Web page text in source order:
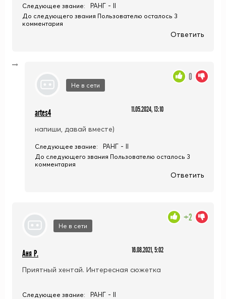
Следующее звание: РАНГ - II
До следующего звания Пользователю осталось 3
комментария
Ответить
Не в сети
artes4 11.05.2024, 13:10
напиши, давай вместе)
0
Следующее звание: РАНГ - II
До следующего звания Пользователю осталось 3
комментария
Ответить
Не в сети
Аня Р. 16.08.2021, 5:02
Приятный хентай. Интересная сюжетка
+2
Следующее звание: РАНГ - II